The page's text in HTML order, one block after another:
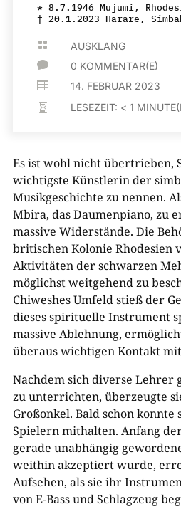
* 8.7.1946 Mujumi,
† 20.1.2023 Harare,
 AUSKLANG
 0 KOMMENTAR(E)
 14. FEBRUAR 2023
 LESEZEIT: < 1
Es ist wohl nicht übertrieben,
wichtigste Künstlerin der
Musikgeschichte zu nennen.
Mbira, das Daumenpiano, zu
massive Widerstände. Die
britischen Kolonie Rhodesien
Aktivitäten der schwarzen
möglichst weitgehend zu
Chiweshes Umfeld stieß der
dieses spirituelle Instrument
massive Ablehnung,
überaus wichtigen Kontakt
Nachdem sich diverse Lehrer
zu unterrichten, überzeugte
Großonkel. Bald schon
Spielern mithalten. Anfang
gerade unabhängig
weithin akzeptiert wurde,
Aufsehen, als sie ihr
von E-Bass und Schlagzeug